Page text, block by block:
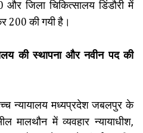
जिला चिकित्सालय डिंडौरी में
200 की गयी है।
की स्थापना और नवीन पद की
उच्च न्यायालय मध्यप्रदेश जबलपुर के
मालथौन में व्यवहार न्यायाधीश,